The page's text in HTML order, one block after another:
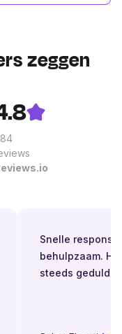
zeggen
Snelle respons.
behulpzaam.
steeds geduldig.